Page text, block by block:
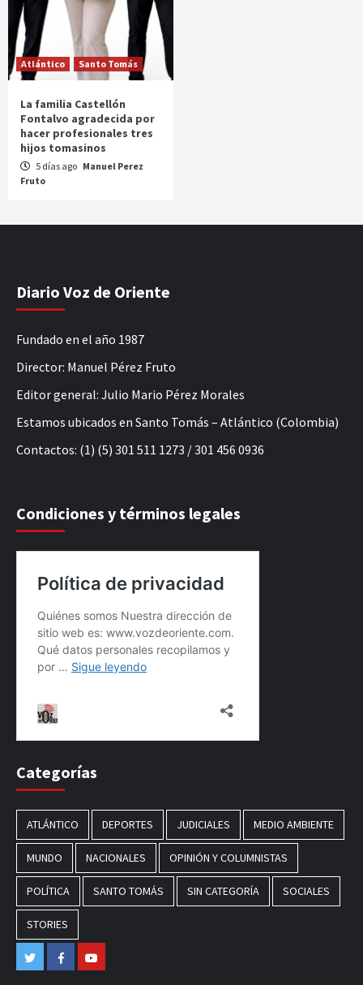
Atlántico Santo Tomás
La familia Castellón
Fontalvo agradecida por
hacer profesionales tres
hijos tomasinos
5 días ago Manuel Perez
Fruto
Diario Voz de Oriente
Fundado en el año 1987
Director: Manuel Pérez Fruto
Editor general: Julio Mario Pérez Morales
Estamos ubicados en Santo Tomás – Atlántico (Colombia)
Contactos: (1) (5) 301 511 1273 / 301 456 0936
Condiciones y términos legales
Categorías
ATLÁNTICO DEPORTES JUDICIALES MEDIO AMBIENTE
MUNDO NACIONALES OPINIÓN Y COLUMNISTAS
POLÍTICA SANTO TOMÁS SIN CATEGORÍA SOCIALES
STORIES
TwitterFacebook